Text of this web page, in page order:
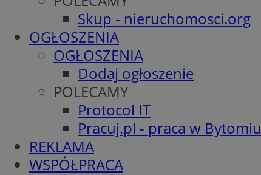
Skup - nieruchomosci.org
OGŁOSZENIA
OGŁOSZENIA
Dodaj ogłoszenie
POLECAMY
Protocol IT
Pracuj.pl - praca w Bytomiu
REKLAMA
WSPÓŁPRACA